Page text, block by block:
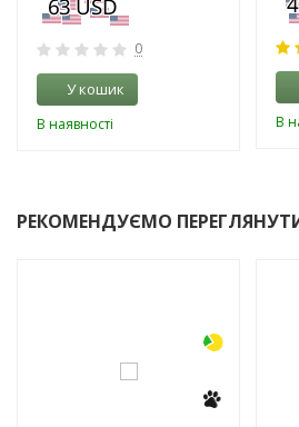
0
У кошик
В наявності В
РЕКОМЕНДУЄМО